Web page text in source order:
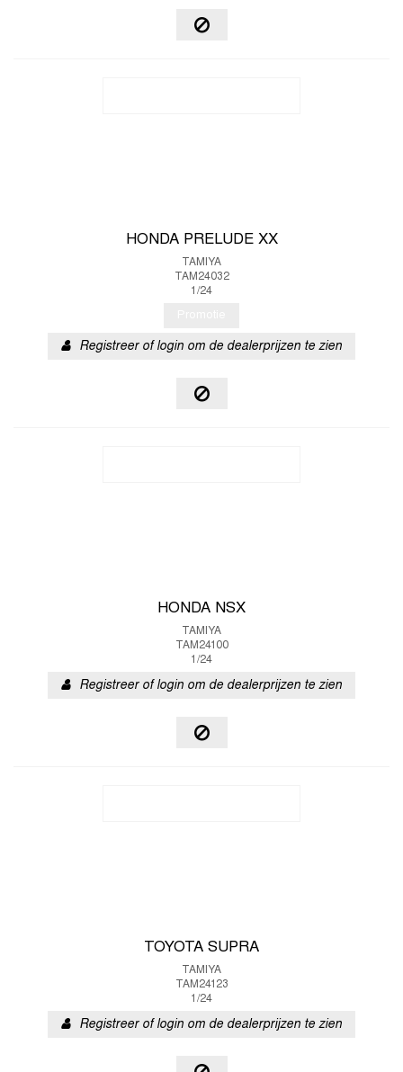
HONDA PRELUDE XX
TAMIYA
TAM24032
1/24
Registreer of login om de dealerprijzen te zien
HONDA NSX
TAMIYA
TAM24100
1/24
Registreer of login om de dealerprijzen te zien
TOYOTA SUPRA
TAMIYA
TAM24123
1/24
Registreer of login om de dealerprijzen te zien